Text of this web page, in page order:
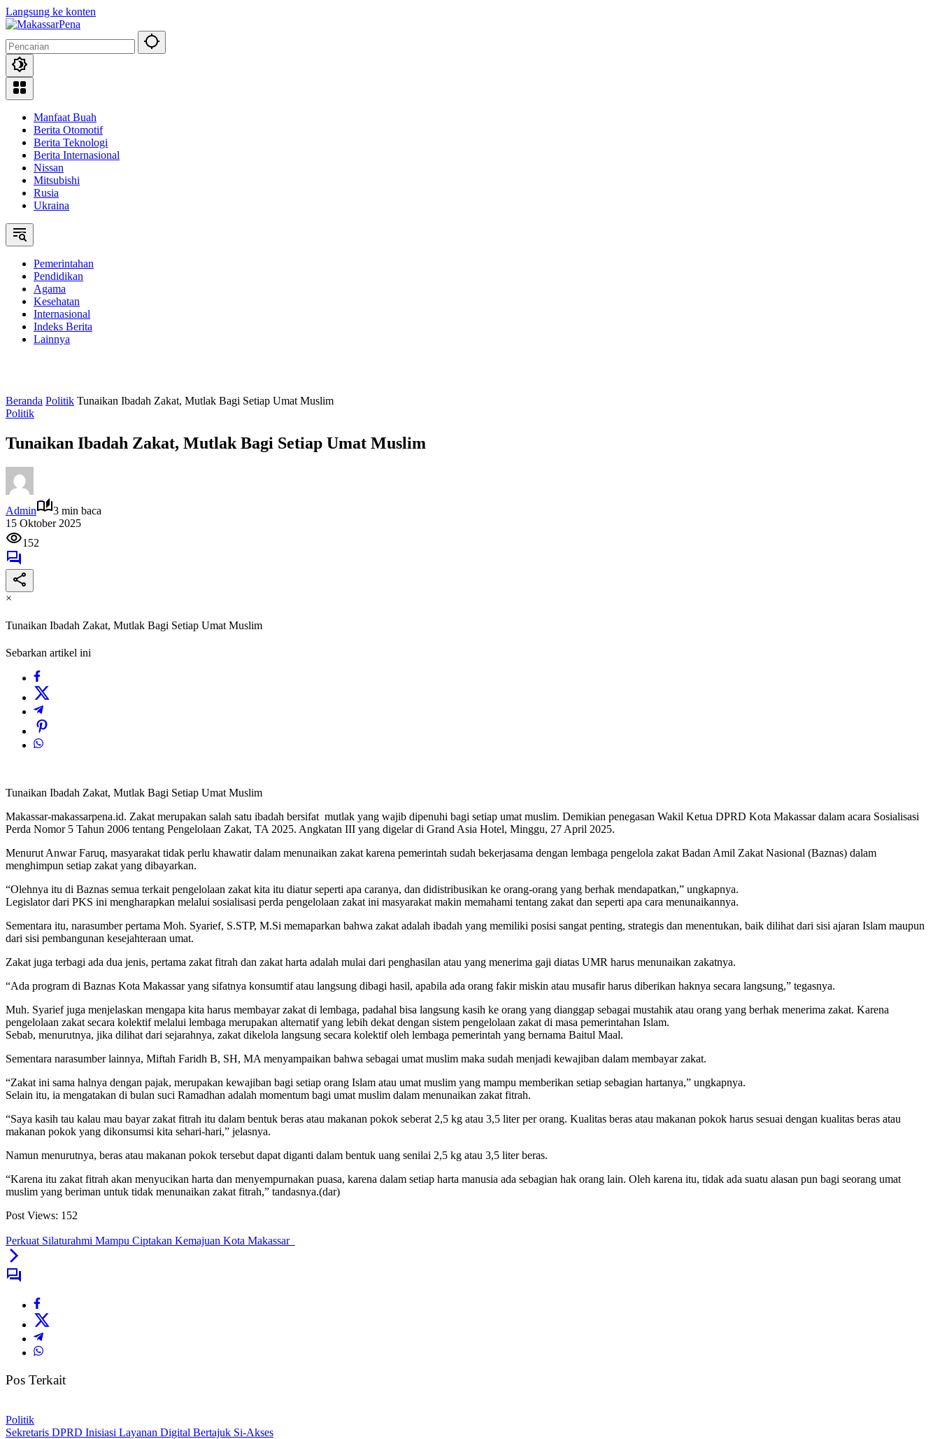
Langsung ke konten
Manfaat Buah
Berita Otomotif
Berita Teknologi
Berita Internasional
Nissan
Mitsubishi
Rusia
Ukraina
Pemerintahan
Pendidikan
Agama
Kesehatan
Internasional
Indeks Berita
Lainnya
Beranda Politik Tunaikan Ibadah Zakat, Mutlak Bagi Setiap Umat Muslim
Politik
Tunaikan Ibadah Zakat, Mutlak Bagi Setiap Umat Muslim
Admin
3 min baca
15 Oktober 2025
152
×
Tunaikan Ibadah Zakat, Mutlak Bagi Setiap Umat Muslim
Sebarkan artikel ini
Tunaikan Ibadah Zakat, Mutlak Bagi Setiap Umat Muslim
Makassar-makassarpena.id. Zakat merupakan salah satu ibadah bersifat mutlak yang wajib dipenuhi bagi setiap umat muslim. Demikian penegasan Wakil Ketua DPRD Kota Makassar dalam acara Sosialisasi
Perda Nomor 5 Tahun 2006 tentang Pengelolaan Zakat, TA 2025. Angkatan III yang digelar di Grand Asia Hotel, Minggu, 27 April 2025.
Menurut Anwar Faruq, masyarakat tidak perlu khawatir dalam menunaikan zakat karena pemerintah sudah bekerjasama dengan lembaga pengelola zakat Badan Amil Zakat Nasional (Baznas) dalam
menghimpun setiap zakat yang dibayarkan.
“Olehnya itu di Baznas semua terkait pengelolaan zakat kita itu diatur seperti apa caranya, dan didistribusikan ke orang-orang yang berhak mendapatkan,” ungkapnya.
Legislator dari PKS ini mengharapkan melalui sosialisasi perda pengelolaan zakat ini masyarakat makin memahami tentang zakat dan seperti apa cara menunaikannya.
Sementara itu, narasumber pertama Moh. Syarief, S.STP, M.Si memaparkan bahwa zakat adalah ibadah yang memiliki posisi sangat penting, strategis dan menentukan, baik dilihat dari sisi ajaran Islam maupun
dari sisi pembangunan kesejahteraan umat.
Zakat juga terbagi ada dua jenis, pertama zakat fitrah dan zakat harta adalah mulai dari penghasilan atau yang menerima gaji diatas UMR harus menunaikan zakatnya.
“Ada program di Baznas Kota Makassar yang sifatnya konsumtif atau langsung dibagi hasil, apabila ada orang fakir miskin atau musafir harus diberikan haknya secara langsung,” tegasnya.
Muh. Syarief juga menjelaskan mengapa kita harus membayar zakat di lembaga, padahal bisa langsung kasih ke orang yang dianggap sebagai mustahik atau orang yang berhak menerima zakat. Karena
pengelolaan zakat secara kolektif melalui lembaga merupakan alternatif yang lebih dekat dengan sistem pengelolaan zakat di masa pemerintahan Islam.
Sebab, menurutnya, jika dilihat dari sejarahnya, zakat dikelola langsung secara kolektif oleh lembaga pemerintah yang bernama Baitul Maal.
Sementara narasumber lainnya, Miftah Faridh B, SH, MA menyampaikan bahwa sebagai umat muslim maka sudah menjadi kewajiban dalam membayar zakat.
“Zakat ini sama halnya dengan pajak, merupakan kewajiban bagi setiap orang Islam atau umat muslim yang mampu memberikan setiap sebagian hartanya,” ungkapnya.
Selain itu, ia mengatakan di bulan suci Ramadhan adalah momentum bagi umat muslim dalam menunaikan zakat fitrah.
“Saya kasih tau kalau mau bayar zakat fitrah itu dalam bentuk beras atau makanan pokok seberat 2,5 kg atau 3,5 liter per orang. Kualitas beras atau makanan pokok harus sesuai dengan kualitas beras atau
makanan pokok yang dikonsumsi kita sehari-hari,” jelasnya.
Namun menurutnya, beras atau makanan pokok tersebut dapat diganti dalam bentuk uang senilai 2,5 kg atau 3,5 liter beras.
“Karena itu zakat fitrah akan menyucikan harta dan menyempurnakan puasa, karena dalam setiap harta manusia ada sebagian hak orang lain. Oleh karena itu, tidak ada suatu alasan pun bagi seorang umat
muslim yang beriman untuk tidak menunaikan zakat fitrah,” tandasnya.(dar)
Post Views: 152
Perkuat Silaturahmi Mampu Ciptakan Kemajuan Kota Makassar
Pos Terkait
Politik
Sekretaris DPRD Inisiasi Layanan Digital Bertajuk Si-Akses